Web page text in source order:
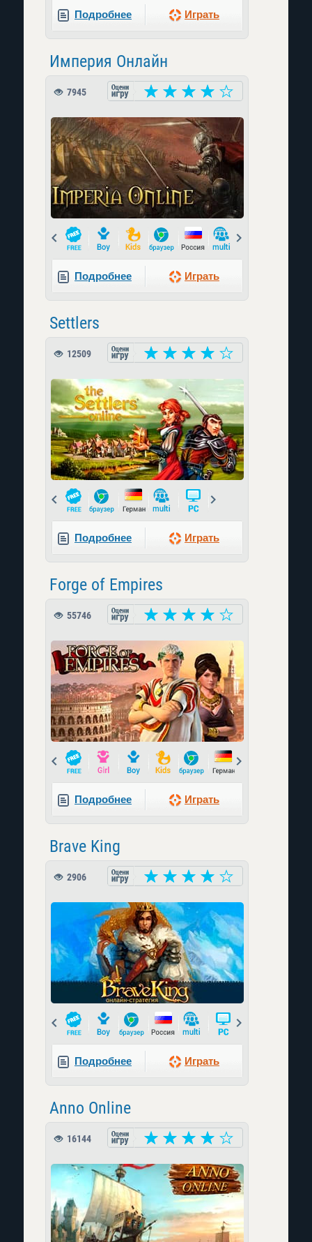
Подробнее Играть
Империя Онлайн
7945
Prev
Подробнее Играть
Settlers
12509
Prev
Подробнее Играть
Forge of Empires
55746
Prev
Подробнее Играть
Brave King
2906
Prev
Подробнее Играть
Anno Online
16144